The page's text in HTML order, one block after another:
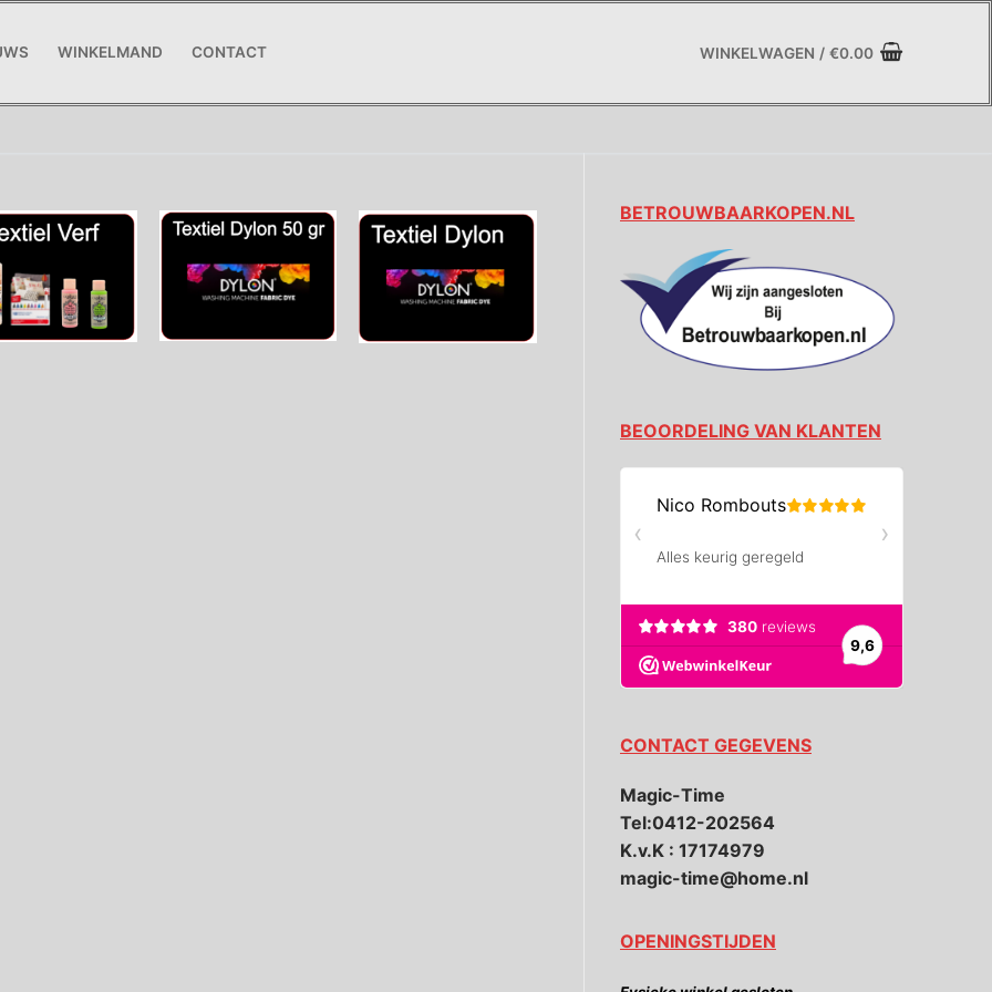
WINKELMAND CONTACT WINKELWAGEN / €0.00
BETROUWBAARKOPEN.NL
BEOORDELING VAN KLANTEN
CONTACT GEGEVENS
Magic-Time
Tel:0412-202564
K.v.K : 17174979
magic-time@home.nl
OPENINGSTIJDEN